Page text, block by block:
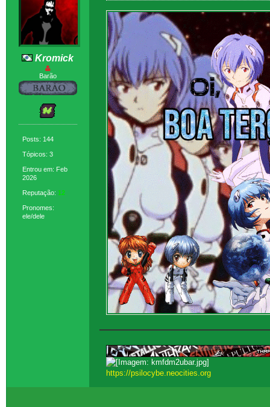
Kromick
Barão
Posts: 144
Tópicos: 3
Entrou em: Feb
2026
Reputação: 12
Pronomes:
ele/dele
https://psilocybe.neocities.org